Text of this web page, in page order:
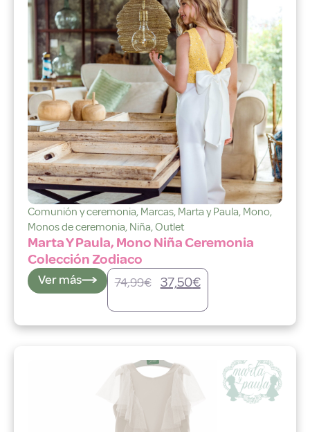
Comunión y ceremonia, Marcas, Marta y Paula, Mono,
Monos de ceremonia, Niña,Outlet
Marta Y Paula, Mono Niña Ceremonia
Colección Zodiaco
Ver más 74,99€ 37,50€